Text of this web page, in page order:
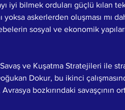
iyi bilmek orduları güçlü kılan
yoksa askerlerden oluşması mı
sosyal ve ekonomik
Savaş ve Kuşatma Stratejileri ile
Dokur, bu ikinci
bozkırındaki savaşçının